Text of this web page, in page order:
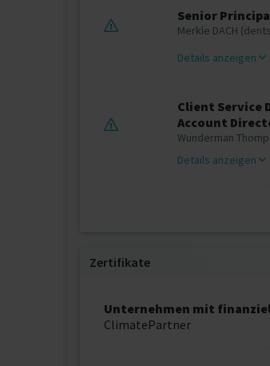
Senior
Merkle DACH
Details anzeigen
Client Service
Account
Wunderman
Details anzeigen
Zertifikate
Unternehmen mit
ClimatePartner